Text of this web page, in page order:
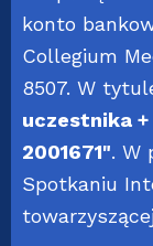
konto
Collegium
8507. W
uczestnika
2001671". W
Spotkaniu